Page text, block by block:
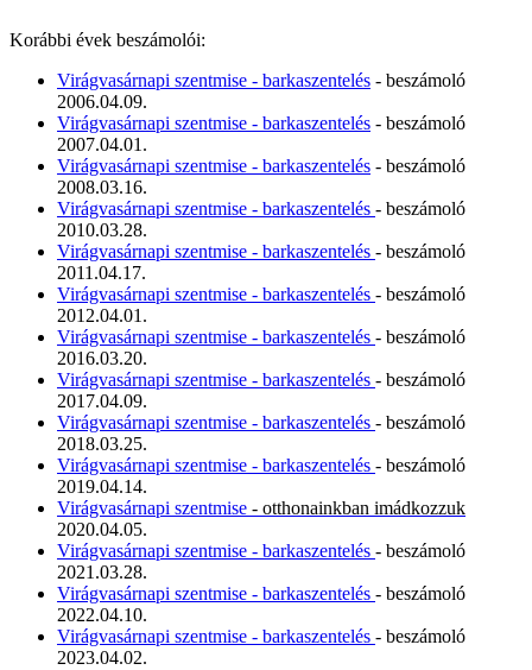
Korábbi évek beszámolói:
Virágvasárnapi szentmise - barkaszentelés - beszámoló
2006.04.09.
Virágvasárnapi szentmise - barkaszentelés - beszámoló
2007.04.01.
Virágvasárnapi szentmise - barkaszentelés - beszámoló
2008.03.16.
Virágvasárnapi szentmise - barkaszentelés - beszámoló
2010.03.28.
Virágvasárnapi szentmise - barkaszentelés - beszámoló
2011.04.17.
Virágvasárnapi szentmise - barkaszentelés - beszámoló
2012.04.01.
Virágvasárnapi szentmise - barkaszentelés - beszámoló
2016.03.20.
Virágvasárnapi szentmise - barkaszentelés - beszámoló
2017.04.09.
Virágvasárnapi szentmise - barkaszentelés - beszámoló
2018.03.25.
Virágvasárnapi szentmise - barkaszentelés - beszámoló
2019.04.14.
Virágvasárnapi szentmise - otthonainkban imádkozzuk
2020.04.05.
Virágvasárnapi szentmise - barkaszentelés - beszámoló
2021.03.28.
Virágvasárnapi szentmise - barkaszentelés - beszámoló
2022.04.10.
Virágvasárnapi szentmise - barkaszentelés - beszámoló
2023.04.02.